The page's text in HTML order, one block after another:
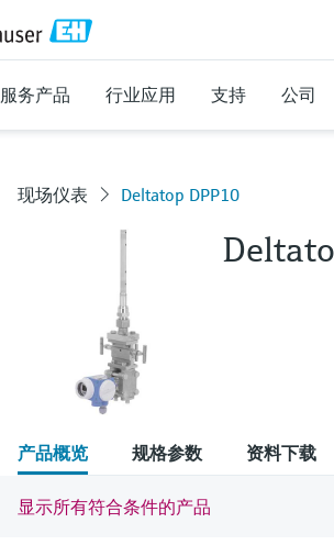
服务产品 行业应用 支持 公司
现场仪表 Deltatop DPP10
产品概览 规格参数 资料下载
显示所有符合条件的产品